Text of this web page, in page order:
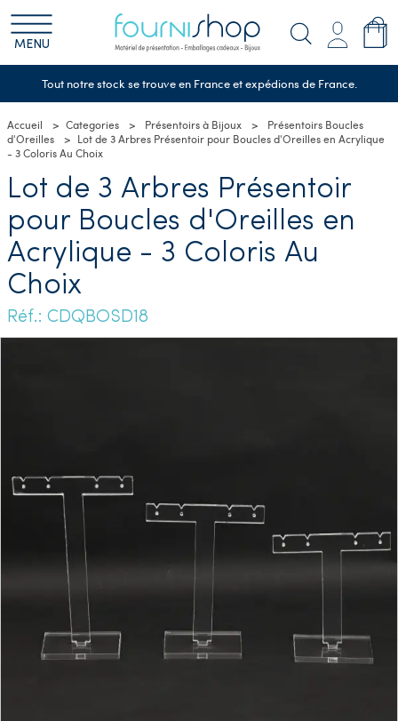
MENU
Tout notre stock se trouve en France et expédions de France.
Accueil Categories Présentoirs à Bijoux
Présentoirs Boucles
d'Oreilles
Lot de 3 Arbres Présentoir pour Boucles d'Oreilles en Acrylique
- 3 Coloris Au Choix
Lot de 3 Arbres Présentoir
pour Boucles d'Oreilles en
Acrylique - 3 Coloris Au
Choix
Réf.: CDQBOSD18